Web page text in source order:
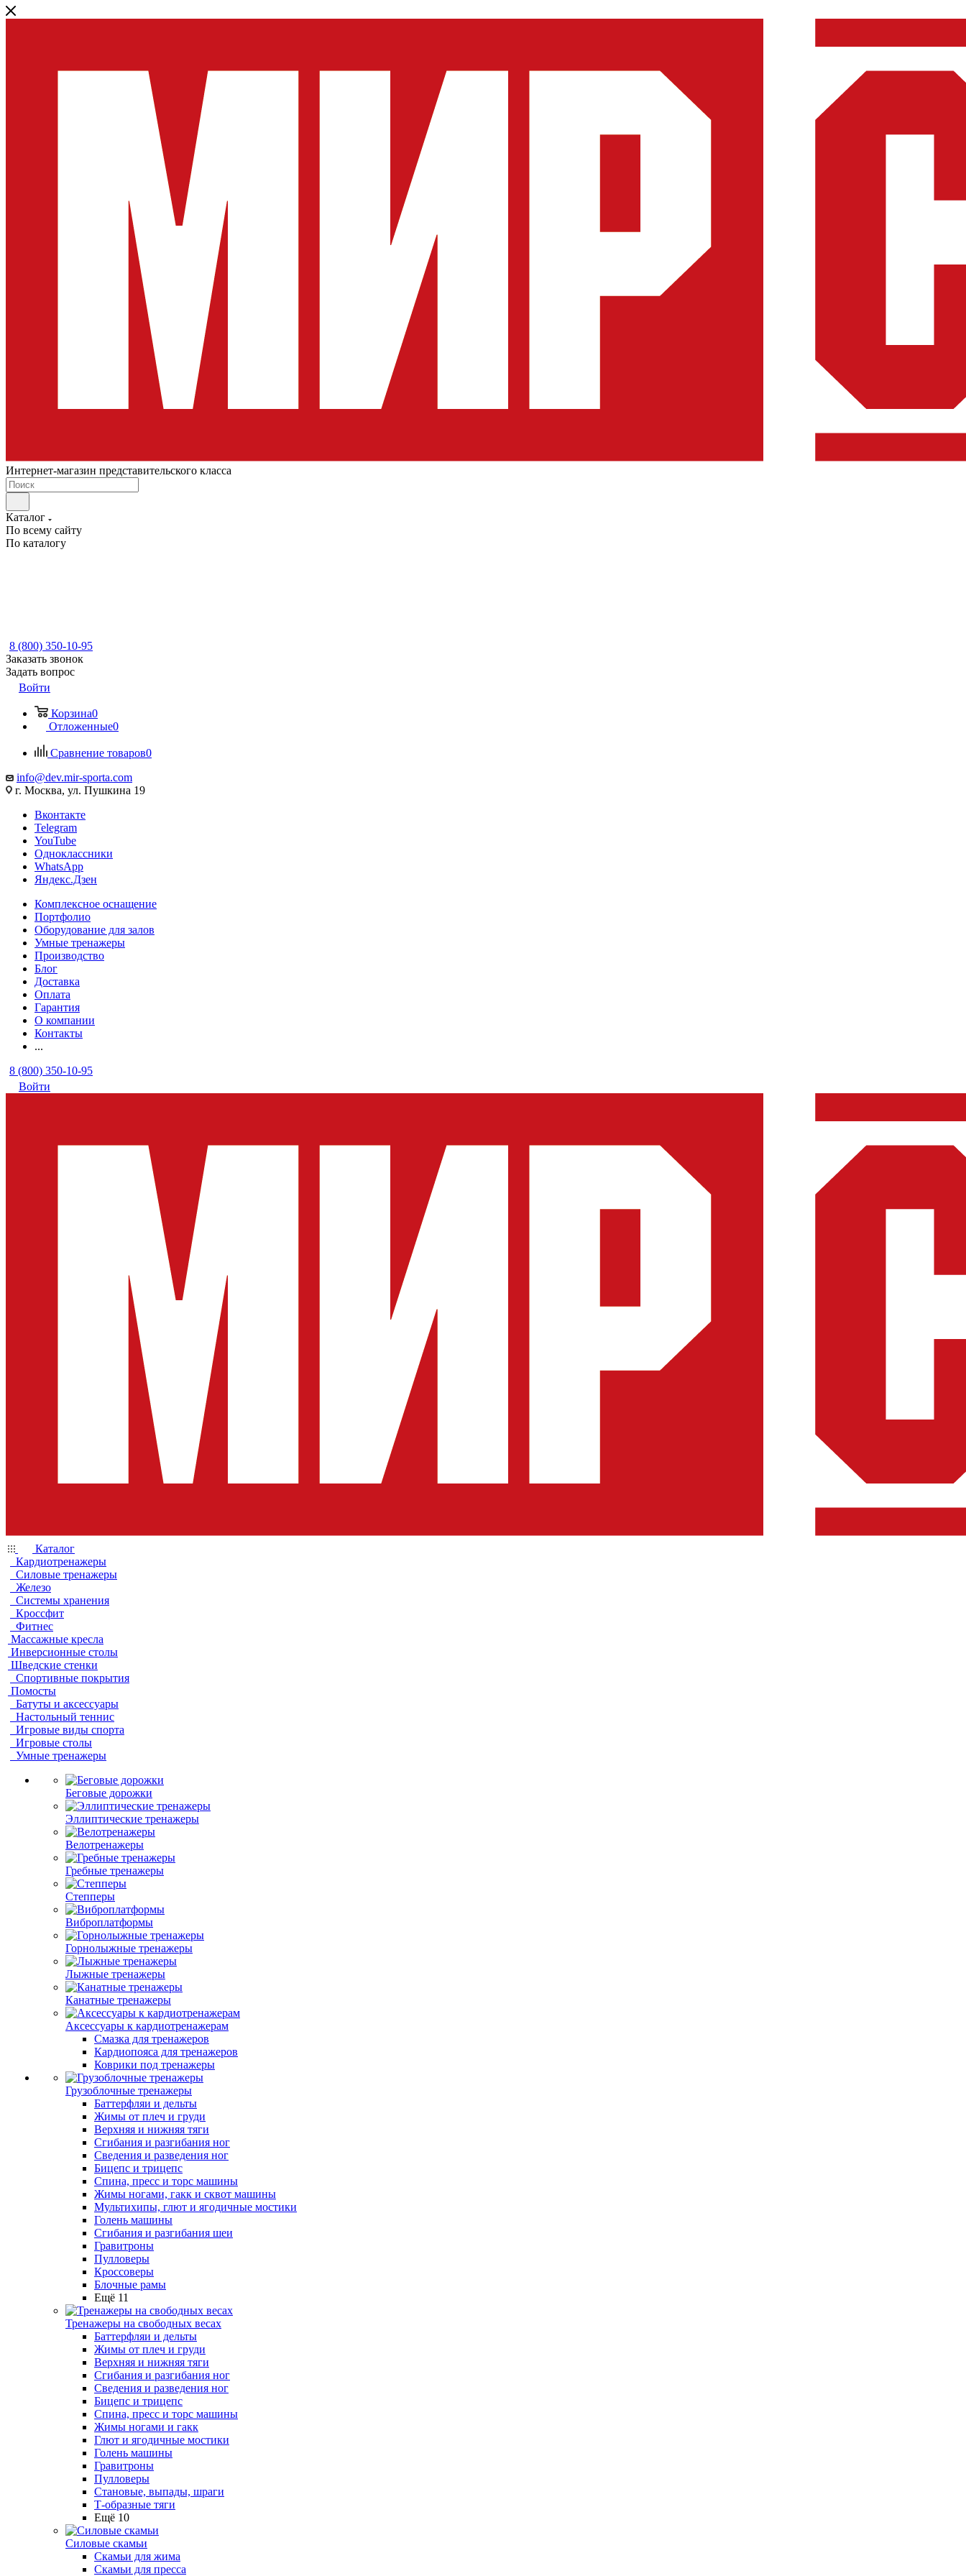
Интернет-магазин представительского класса
Каталог
По всему сайту
По каталогу
8 (800) 350-10-95
Заказать звонок
Задать вопрос
Войти
Корзина0
Отложенные0
Сравнение товаров0
info@dev.mir-sporta.com
г. Москва, ул. Пушкина 19
Вконтакте
Telegram
YouTube
Одноклассники
WhatsApp
Яндекс.Дзен
Комплексное оснащение
Портфолио
Оборудование для залов
Умные тренажеры
Производство
Блог
Доставка
Оплата
Гарантия
О компании
Контакты
...
8 (800) 350-10-95
Войти
Каталог
Кардиотренажеры
Силовые тренажеры
Железо
Системы хранения
Кроссфит
Фитнес
Массажные кресла
Инверсионные столы
Шведские стенки
Спортивные покрытия
Помосты
Батуты и аксессуары
Настольный теннис
Игровые виды спорта
Игровые столы
Умные тренажеры
Беговые дорожки
Эллиптические тренажеры
Велотренажеры
Гребные тренажеры
Степперы
Виброплатформы
Горнолыжные тренажеры
Лыжные тренажеры
Канатные тренажеры
Аксессуары к кардиотренажерам
Смазка для тренажеров
Кардиопояса для тренажеров
Коврики под тренажеры
Грузоблочные тренажеры
Баттерфляи и дельты
Жимы от плеч и груди
Верхняя и нижняя тяги
Сгибания и разгибания ног
Сведения и разведения ног
Бицепс и трицепс
Спина, пресс и торс машины
Жимы ногами, гакк и сквот машины
Мультихипы, глют и ягодичные мостики
Голень машины
Сгибания и разгибания шеи
Гравитроны
Пулловеры
Кроссоверы
Блочные рамы
Ещё 11
Тренажеры на свободных весах
Баттерфляи и дельты
Жимы от плеч и груди
Верхняя и нижняя тяги
Сгибания и разгибания ног
Сведения и разведения ног
Бицепс и трицепс
Спина, пресс и торс машины
Жимы ногами и гакк
Глют и ягодичные мостики
Голень машины
Гравитроны
Пулловеры
Становые, выпады, шраги
Т-образные тяги
Ещё 10
Силовые скамьи
Скамьи для жима
Скамьи для пресса